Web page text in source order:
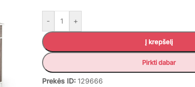
- +
Į krepšelį
Pirkti dabar
Prekės ID: 129666